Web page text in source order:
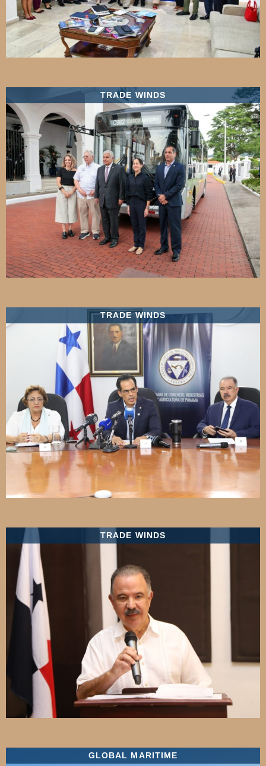
TRADE WINDS
TRADE WINDS
TRADE WINDS
GLOBAL MARITIME